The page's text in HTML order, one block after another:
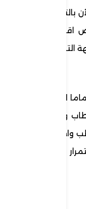
بالتعاون مع روسيا،
اقتصاديا من أجل
التحديدات المحيطة
ان العالم الحالي
ولا يجب أن
واحد من أجل منع
فرض قرارته